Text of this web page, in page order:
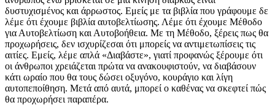
δυστυχισμένος και άρρωστος. Εμείς με τα βιβλία που γράφουμε δε
λέμε ότι έχουμε βιβλία αυτοβελτίωσης. Λέμε ότι έχουμε Μέθοδο
για Αυτοβελτίωση και Αυτοβοήθεια. Με τη Μέθοδο, ξέρεις πως θα
προχωρήσεις, δεν ισχυρίζεσαι ότι μπορείς να αντιμετωπίσεις τις
αιτίες. Εμείς, λέμε απλά «Διαβάστε», γιατί προφανώς ξέρουμε ότι
οι άνθρωποι χρειάζεται πρώτα να ανακουφιστούν, να διαβάσουν
κάτι ωραίο που θα τους δώσει οξυγόνο, κουράγιο και λίγη
αυτοπεποίθηση. Μετά από αυτά, μπορεί ο καθένας να σκεφτεί πώς
θα προχωρήσει παραπέρα.